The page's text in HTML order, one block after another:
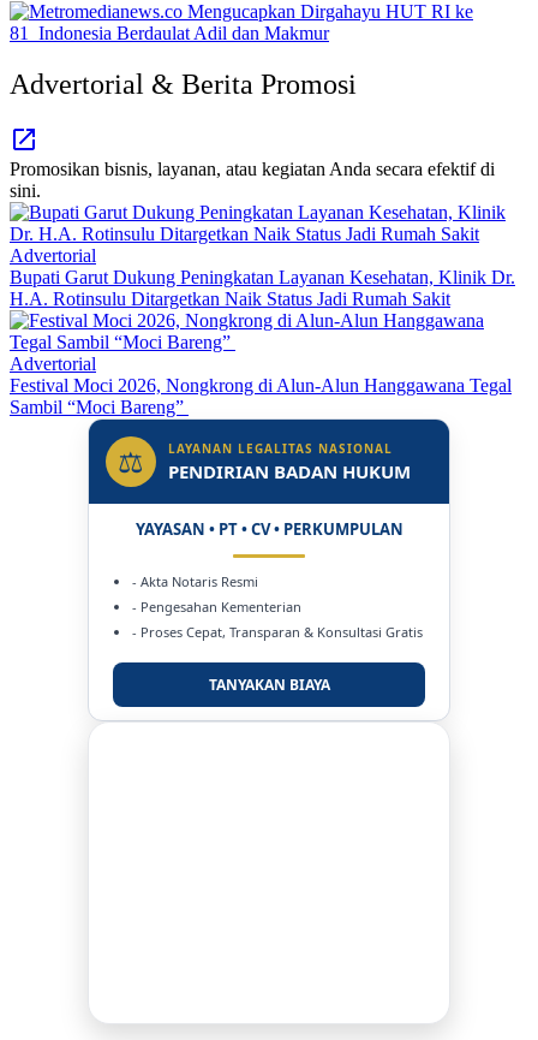
Advertorial & Berita Promosi
Promosikan bisnis, layanan, atau kegiatan Anda secara efektif di
sini.
Advertorial
Bupati Garut Dukung Peningkatan Layanan Kesehatan, Klinik Dr.
H.A. Rotinsulu Ditargetkan Naik Status Jadi Rumah Sakit
Advertorial
Festival Moci 2026, Nongkrong di Alun-Alun Hanggawana Tegal
Sambil “Moci Bareng”
⚖ LAYANAN LEGALITAS NASIONAL
PENDIRIAN BADAN HUKUM
YAYASAN • PT • CV • PERKUMPULAN
- Akta Notaris Resmi
- Pengesahan Kementerian
- Proses Cepat, Transparan & Konsultasi Gratis
TANYAKAN BIAYA